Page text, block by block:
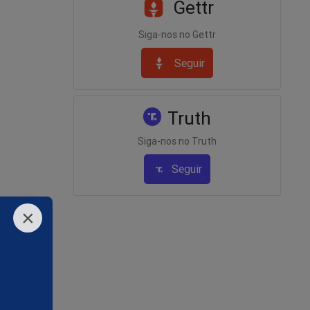
×
Gettr
Siga-nos no Gettr
Seguir
Truth
Siga-nos no Truth
Seguir